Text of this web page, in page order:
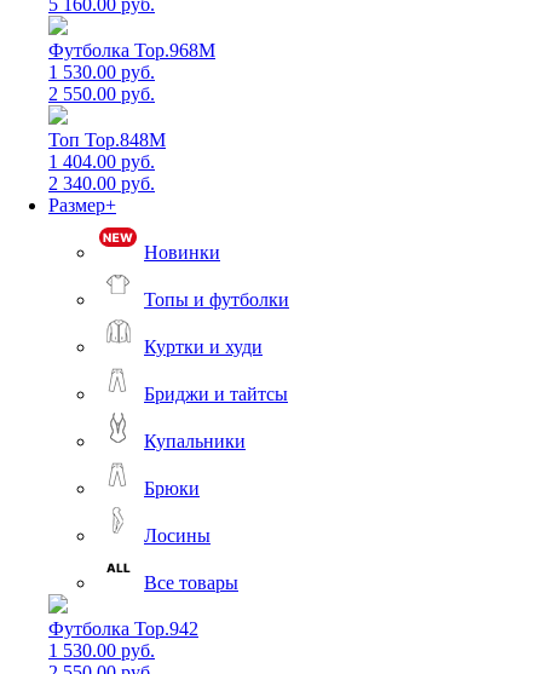
5 160.00 руб.
Футболка Top.968M
1 530.00 руб.
2 550.00 руб.
Топ Top.848M
1 404.00 руб.
2 340.00 руб.
Размер+
Новинки
Топы и футболки
Куртки и худи
Бриджи и тайтсы
Купальники
Брюки
Лосины
Все товары
Футболка Top.942
1 530.00 руб.